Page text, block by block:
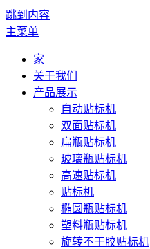
跳到内容
主菜单
家
关于我们
产品展示
自动贴标机
双面贴标机
扁瓶贴标机
玻璃瓶贴标机
高速贴标机
贴标机
椭圆瓶贴标机
塑料瓶贴标机
旋转不干胶贴标机